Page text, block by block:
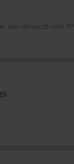
dan verwacht voor